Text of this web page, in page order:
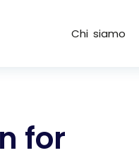
Chi siamo
for